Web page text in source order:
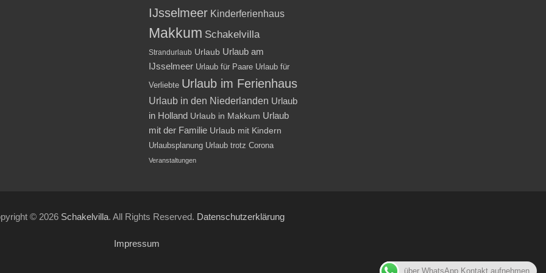
IJsselmeer Kinderferienhaus
Makkum Schakelvilla
Strandurlaub Urlaub Urlaub am
IJsselmeer Urlaub für Paare Urlaub für
Verliebte Urlaub im Ferienhaus
Urlaub in den Niederlanden Urlaub
in Holland Urlaub in Makkum Urlaub
mit der Familie Urlaub mit Kindern
Urlaubsplanung Urlaub trotz Corona
Veranstaltungen
© 2026 Schakelvilla. All Rights Reserved. Datenschutzerklärung
Impressum
über WhatsApp Kontakt aufnehmen